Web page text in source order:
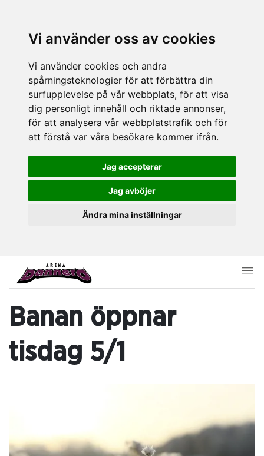
Vi använder oss av cookies
Vi använder cookies och andra
spårningsteknologier för att förbättra din
surfupplevelse på vår webbplats, för att visa
dig personligt innehåll och riktade annonser,
för att analysera vår webbplatstrafik och för
att förstå var våra besökare kommer ifrån.
Jag accepterar
Jag avböjer
Ändra mina inställningar
Banan öppnar
tisdag 5/1